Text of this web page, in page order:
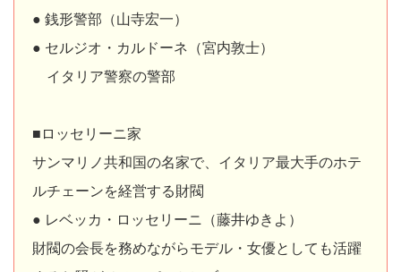
● 銭形警部（山寺宏一）
● セルジオ・カルドーネ（宮内敦士）
イタリア警察の警部
■ロッセリーニ家
サンマリノ共和国の名家で、イタリア最大手のホテ
ルチェーンを経営する財閥
● レベッカ・ロッセリーニ（藤井ゆきよ）
財閥の会長を務めながらモデル・女優としても活躍